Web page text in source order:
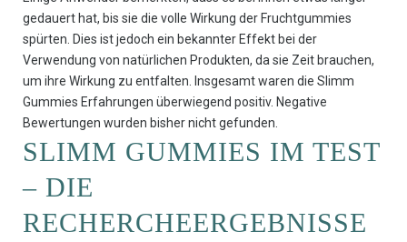
gedauert hat, bis sie die volle Wirkung der Fruchtgummies
spürten. Dies ist jedoch ein bekannter Effekt bei der
Verwendung von natürlichen Produkten, da sie Zeit brauchen,
um ihre Wirkung zu entfalten. Insgesamt waren die Slimm
Gummies Erfahrungen überwiegend positiv. Negative
Bewertungen wurden bisher nicht gefunden.
SLIMM GUMMIES IM TEST
– DIE
RECHERCHEERGEBNISSE